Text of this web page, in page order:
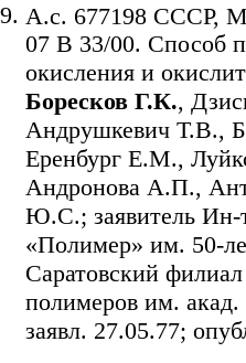
А.с. 677198 СССР,
07 B 33/00. Способ
окисления и
Боресков Г.К.,
Андрушкевич Т.В.,
Еренбург Е.М.,
Андронова А.П.,
Ю.С.; заявитель
«Полимер» им. 50-
Саратовский
полимеров им.
заявл. 27.05.77;